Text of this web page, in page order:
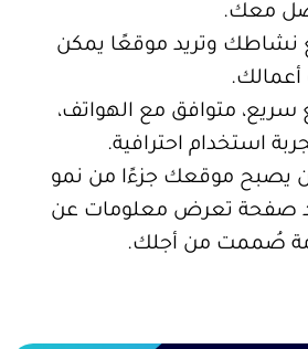
موقعًا يمكن
مع الهواتف،
احترافية.
جزءًا من نمو
معلومات عن
أجلك.